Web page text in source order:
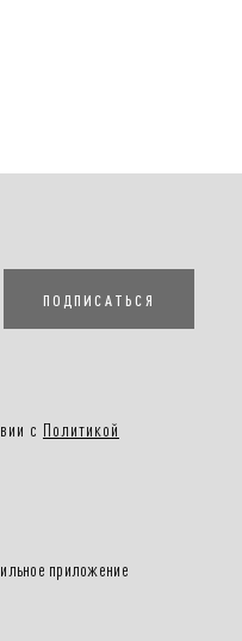
ПОДПИСАТЬСЯ
с Политикой
приложение